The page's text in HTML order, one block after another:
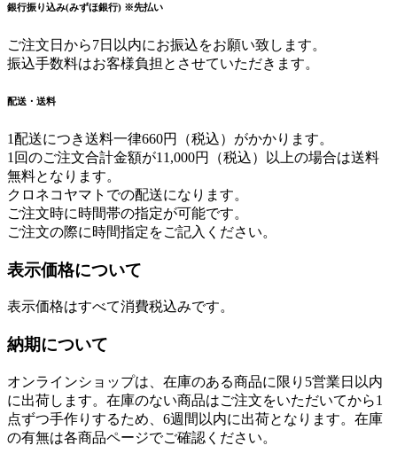
銀行振り込み(みずほ銀行) ※先払い
ご注文日から7日以内にお振込をお願い致します。
振込手数料はお客様負担とさせていただきます。
配送・送料
1配送につき送料一律660円（税込）がかかります。
1回のご注文合計金額が11,000円（税込）以上の場合は送料
無料となります。
クロネコヤマトでの配送になります。
ご注文時に時間帯の指定が可能です。
ご注文の際に時間指定をご記入ください。
表示価格について
表示価格はすべて消費税込みです。
納期について
オンラインショップは、在庫のある商品に限り5営業日以内
に出荷します。在庫のない商品はご注文をいただいてから1
点ずつ手作りするため、6週間以内に出荷となります。在庫
の有無は各商品ページでご確認ください。